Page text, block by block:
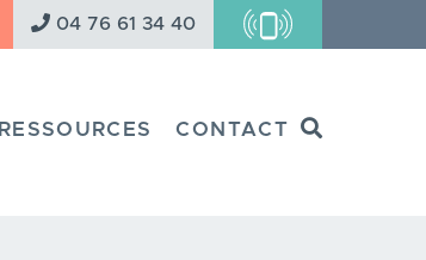
04 76 61 34 40
RESSOURCES CONTACT